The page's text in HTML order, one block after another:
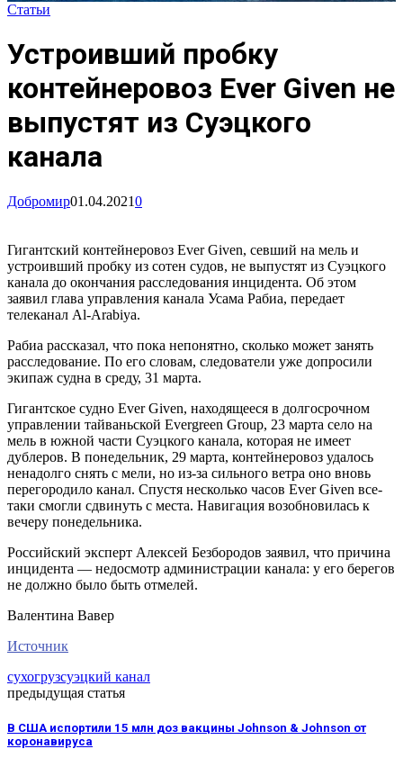
Статьи
Устроивший пробку
контейнеровоз Ever Given не
выпустят из Суэцкого
канала
Добромир01.04.20210
Гигантский контейнеровоз Ever Given, севший на мель и
устроивший пробку из сотен судов, не выпустят из Суэцкого
канала до окончания расследования инцидента. Об этом
заявил глава управления канала Усама Рабиа, передает
телеканал Al-Arabiya.
Рабиа рассказал, что пока непонятно, сколько может занять
расследование. По его словам, следователи уже допросили
экипаж судна в среду, 31 марта.
Гигантское судно Ever Given, находящееся в долгосрочном
управлении тайваньской Evergreen Group, 23 марта село на
мель в южной части Суэцкого канала, которая не имеет
дублеров. В понедельник, 29 марта, контейнеровоз удалось
ненадолго снять с мели, но из-за сильного ветра оно вновь
перегородило канал. Спустя несколько часов Ever Given все-
таки смогли сдвинуть с места. Навигация возобновилась к
вечеру понедельника.
Российский эксперт Алексей Безбородов заявил, что причина
инцидента — недосмотр администрации канала: у его берегов
не должно было быть отмелей.
Валентина Вавер
Источник
сухогрузсуэцкий канал
предыдущая статья
В США испортили 15 млн доз вакцины Johnson & Johnson от
коронавируса